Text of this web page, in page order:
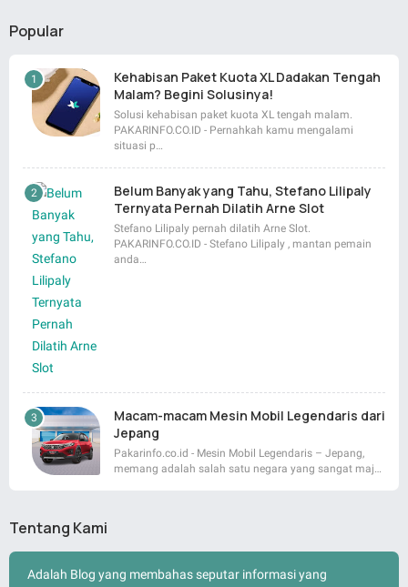
Popular
Kehabisan Paket Kuota XL Dadakan Tengah
Malam? Begini Solusinya!
Solusi kehabisan paket kuota XL tengah malam.
PAKARINFO.CO.ID - Pernahkah kamu mengalami
situasi p…
Belum Banyak yang Tahu, Stefano Lilipaly
Ternyata Pernah Dilatih Arne Slot
Stefano Lilipaly pernah dilatih Arne Slot.
PAKARINFO.CO.ID - Stefano Lilipaly , mantan pemain
anda…
Macam-macam Mesin Mobil Legendaris dari
Jepang
Pakarinfo.co.id - Mesin Mobil Legendaris – Jepang,
memang adalah salah satu negara yang sangat maj…
Tentang Kami
Adalah Blog yang membahas seputar informasi yang